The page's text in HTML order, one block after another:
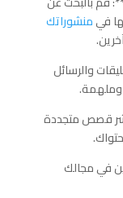
فيمنشوراتك
والرسائل
وملهمة.
قصص متجددة
في مجالك